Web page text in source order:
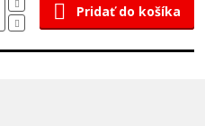
Pridať do košíka